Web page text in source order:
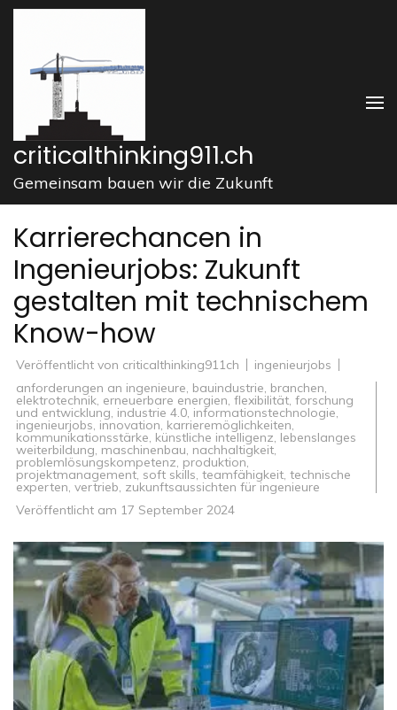
Zum
springen
drücken)
criticalthinking911.ch
Gemeinsam bauen wir die Zukunft
Karrierechancen in
Ingenieurjobs: Zukunft
gestalten mit technischem
Know-how
Veröffentlicht von criticalthinking911ch
ingenieurjobs
anforderungen an ingenieure, bauindustrie, branchen,
elektrotechnik, erneuerbare energien, flexibilität, forschung
und entwicklung, industrie 4.0, informationstechnologie,
ingenieurjobs, innovation, karrieremöglichkeiten,
kommunikationsstärke, künstliche intelligenz, lebenslanges
weiterbildung, maschinenbau, nachhaltigkeit,
problemlösungskompetenz, produktion,
projektmanagement, soft skills, teamfähigkeit, technische
experten, vertrieb, zukunftsaussichten für ingenieure
Veröffentlicht am 17 September 2024